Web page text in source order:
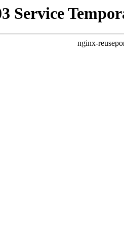
Service
nginx-